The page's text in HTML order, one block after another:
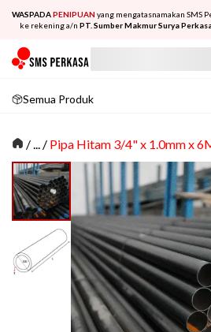
WASPADAPENIPUAN yang mengatasnamakan SMS
ke rekening a/n PT. Sumber Makmur Surya
Semua Produk
/... / Pipa Hitam 3/4" x 1.0mm x